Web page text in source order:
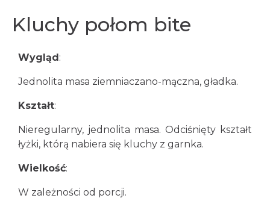
Kluchy połom bite
Wygląd:
Jednolita masa ziemniaczano-mączna, gładka.
Kształt:
Nieregularny, jednolita masa. Odciśnięty kształt
łyżki, którą nabiera się kluchy z garnka.
Wielkość:
W zależności od porcji.